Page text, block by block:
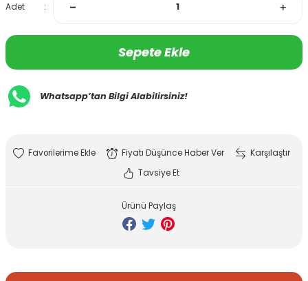
Adet
Sepete Ekle
Whatsapp’tan Bilgi Alabilirsiniz!
Fiyatı Düşünce Haber Ver
Karşılaştır
Tavsiye Et
Ürünü Paylaş